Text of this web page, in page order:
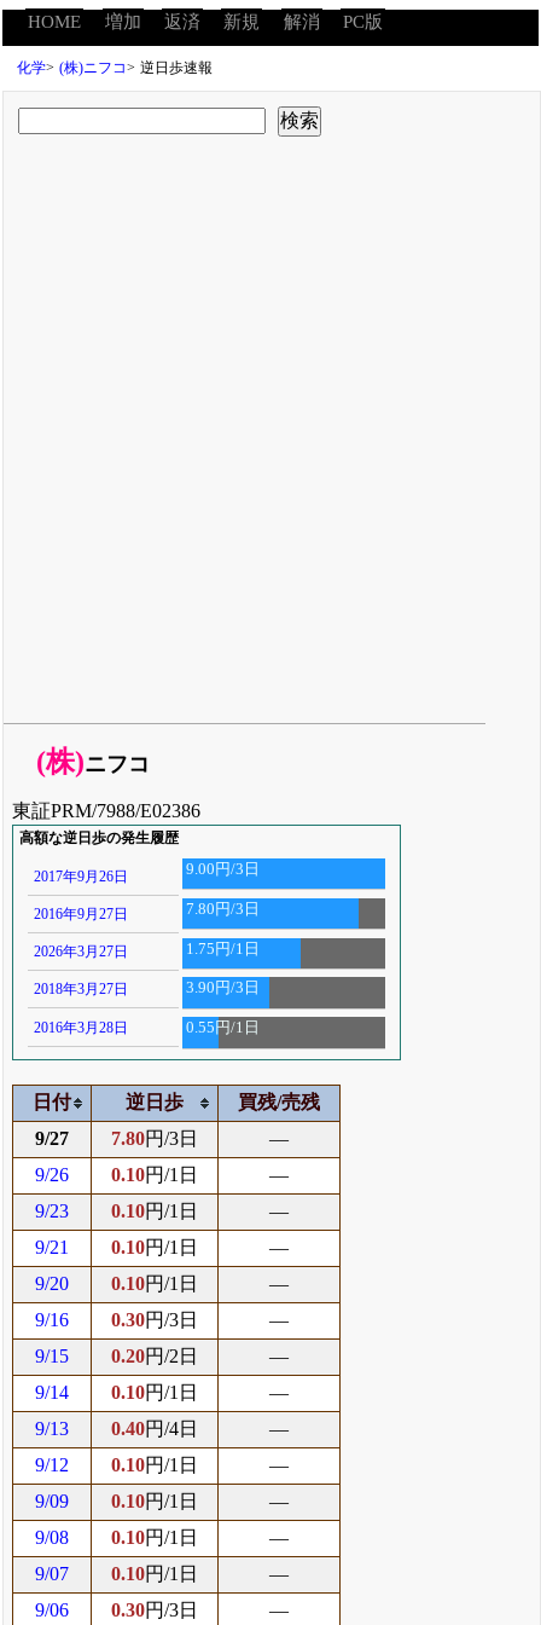
HOME 増加 返済 新規 解消 PC版
化学> (株)ニフコ> 逆日歩速報
(株)ニフコ
東証PRM/7988/E02386
高額な逆日歩の発生履歴
2017年9月26日 9.00円/3日
2016年9月27日 7.80円/3日
2026年3月27日 1.75円/1日
2018年3月27日 3.90円/3日
2016年3月28日 0.55円/1日
日付 逆日歩
買残/売残
9/27
7.80円/3日
―
9/26
0.10円/1日
―
9/23
0.10円/1日
―
9/21
0.10円/1日
―
9/20
0.10円/1日
―
9/16
0.30円/3日
―
9/15
0.20円/2日
―
9/14
0.10円/1日
―
9/13
0.40円/4日
―
9/12
0.10円/1日
―
9/09
0.10円/1日
―
9/08
0.10円/1日
―
9/07
0.10円/1日
―
9/06
0.30円/3日 ―